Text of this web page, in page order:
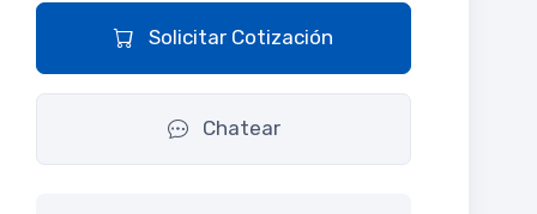
Solicitar Cotización
Chatear